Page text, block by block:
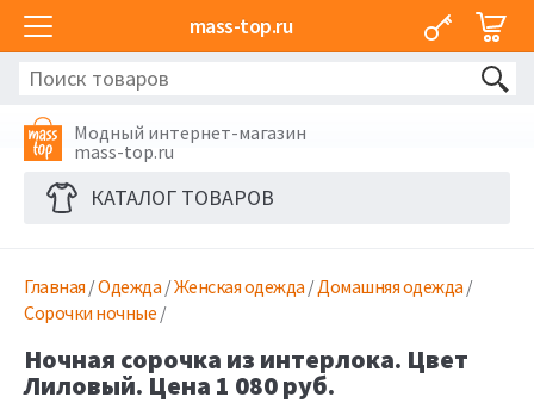
mass-top.ru
Модный интернет-магазин
mass-top.ru
КАТАЛОГ ТОВАРОВ
Главная /Одежда /Женская одежда /Домашняя одежда /
Сорочки ночные /
Ночная сорочка из интерлока. Цвет
Лиловый. Цена 1 080 руб.